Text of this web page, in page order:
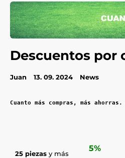
Descuentos por
Juan 13. 09. 2024 News
Cuanto más compras, más
25 piezas y más
5%